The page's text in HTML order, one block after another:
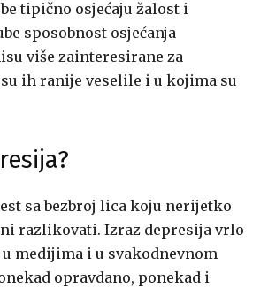
tipično osjećaju žalost i
sposobnost osjećanja
više zainteresirane za
ih ranije veselile i u kojima su
sa bezbroj lica koju nerijetko
razlikovati. Izraz depresija vrlo
medijima i u svakodnevnom
opravdano, ponekad i